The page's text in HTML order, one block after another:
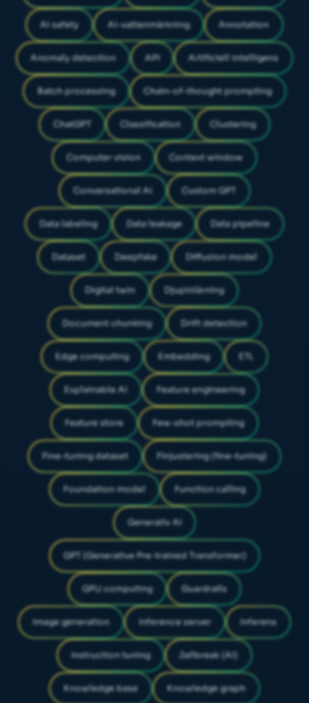
AI safety AI-vattenmärkning Annotation
Anomaly detection API Artificiell intelligens
Batch processing Chain-of-thought prompting
ChatGPT Classification Clustering
Computer vision Context window
Conversational AI Custom GPT
Data labeling Data leakage Data pipeline
Dataset Deepfake Diffusion model
Digital twin Djupinlärning
Document chunking Drift detection
Edge computing Embedding ETL
Explainable AI Feature engineering
Feature store Few-shot prompting
Fine-tuning dataset Finjustering (fine-tuning)
Foundation model Function calling
Generativ AI
GPT (Generative Pre-trained Transformer)
GPU computing Guardrails
Image generation Inference server Inferens
Instruction tuning Jailbreak (AI)
Knowledge base Knowledge graph